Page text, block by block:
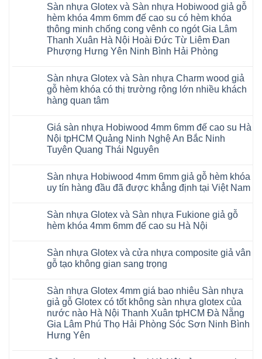
Floor
nhập
khẩu
Malaysia
14
AI
RUM
AI
35
AI
AI
37
AI
dày
12mm
to
tại
Hà
Nội
Xuân
Thanh
Trì
Cầu
Giấy
Tây
Hồ
Yên
TpHCM
Bình
Dương
Huế
Cần
Thơ
Đà
bình
luận
ở
Sửa
sàn
nhựa
giả
khóa
4mm
6mm
đế
cao
charm
wood
hobiwood
kosmos
mikado
4mm
6mm
thợ
Sửa
sàn
nhiêu
1m2
tại
Dương
Đà
Nẵng
Khánh
Hải
Phòng
Hưng
Sàn nhựa Glotex và Sàn nhựa Hobiwood giả gỗ
hèm khóa 4mm 6mm đế cao su có hèm khóa
thông minh chống cong vênh co ngót Gia Lâm
Thanh Xuân Hà Nội Hoài Đức Từ Liêm Đan
Phượng Hưng Yên Ninh Bình Hải Phòng
bình
luận
ở
Sàn
và
Sàn
nhựa
Hobiwood
giả
khóa
4mm
6mm
su
có
hèm
minh
chống
cong
ngót
Gia
Lâm
Thanh
Xuân
Hà
Nội
Sàn nhựa Glotex và Sàn nhựa Charm wood giả
gỗ hèm khóa có thị trường rộng lớn nhiều khách
hàng quan tâm
bình
luận
ở
Sàn
và
Sàn
nhựa
giả
gỗ
hèm
thị
trường
rộng
khách
hàng
quan
tâm
Giá sàn nhựa Hobiwood 4mm 6mm đế cao su Hà
Nội tpHCM Quảng Ninh Nghệ An Bắc Ninh
Tuyên Quang Thái Nguyên
bình
luận
ở
nhựa
Hobiwood
4mm
cao
Hà
Quảng
Ninh
Nghệ
An
Bắc
Ninh
Tuyên
Sàn nhựa Hobiwood 4mm 6mm giả gỗ hèm khóa
uy tín hàng đầu đã được khẳng định tại Việt Nam
bình
luận
ở
Hobiwood
4mm
6mm
hèm
khóa
uy
tín
hàng
đầu
đã
Sàn nhựa Glotex và Sàn nhựa Fukione giả gỗ
hèm khóa 4mm 6mm đế cao su Hà Nội
bình
luận
ở
Glotex
Sàn
nhựa
Fukione
giả
gỗ
Sàn nhựa Glotex và cửa nhựa composite giả vân
gỗ tạo không gian sang trọng
bình
luận
ở
Sàn
nhựa
Glotex
và
Sàn nhựa Glotex 4mm giá bao nhiêu Sàn nhựa
giả gỗ Glotex có tốt không sàn nhựa glotex của
nước nào Hà Nội Thanh Xuân tpHCM Đà Nẵng
Gia Lâm Phú Thọ Hải Phòng Sóc Sơn Ninh Bình
Hưng Yên